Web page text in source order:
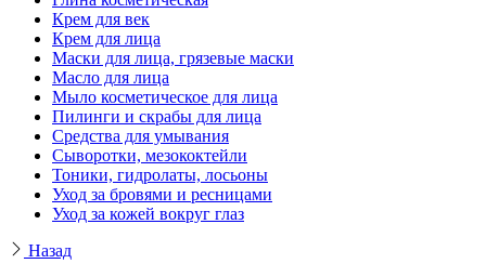
Крем для век
Крем для лица
Маски для лица, грязевые маски
Масло для лица
Мыло косметическое для лица
Пилинги и скрабы для лица
Средства для умывания
Сыворотки, мезококтейли
Тоники, гидролаты, лосьоны
Уход за бровями и ресницами
Уход за кожей вокруг глаз
Назад